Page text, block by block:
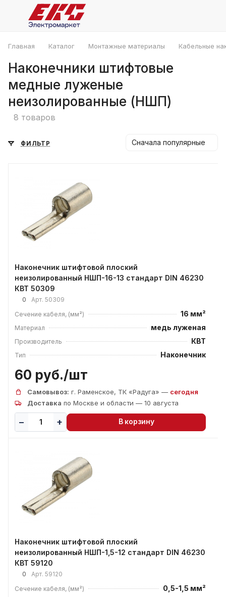
Главная Каталог Монтажные материалы Кабельные
Наконечники штифтовые
медные луженые
неизолированные (НШП)
8 товаров
ФИЛЬТР Сначала популярные
Наконечник штифтовой плоский
неизолированный НШП-16-13 стандарт DIN 46230
КВТ 50309
0 Арт. 50309
Сечение кабеля, (мм²)
16 мм²
Материал медь луженая
Производитель КВТ
Тип Наконечник
60 руб./шт
Самовывоз: г. Раменское, ТК «Радуга» — сегодня
Доставка по Москве и области — 10 августа
В корзину
Наконечник штифтовой плоский
неизолированный НШП-1,5-12 стандарт DIN 46230
КВТ 59120
0 Арт. 59120
Сечение кабеля, (мм²)
0,5-1,5 мм²